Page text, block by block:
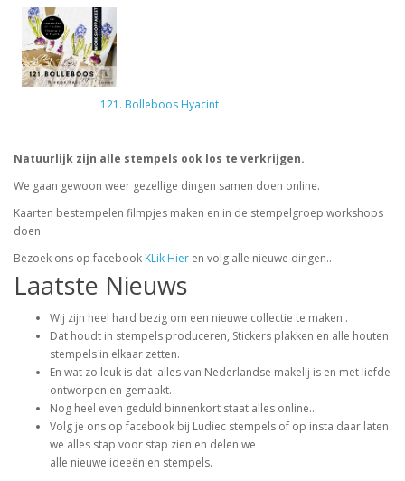
121. Bolleboos Hyacint
Natuurlijk zijn alle stempels ook los te verkrijgen.
We gaan gewoon weer gezellige dingen samen doen online.
Kaarten bestempelen filmpjes maken en in de stempelgroep workshops
doen.
Bezoek ons op facebook KLik Hier en volg alle nieuwe dingen..
Laatste Nieuws
Wij zijn heel hard bezig om een nieuwe collectie te maken..
Dat houdt in stempels produceren, Stickers plakken en alle houten
stempels in elkaar zetten.
En wat zo leuk is dat alles van Nederlandse makelij is en met liefde
ontworpen en gemaakt.
Nog heel even geduld binnenkort staat alles online...
Volg je ons op facebook bij Ludiec stempels of op insta daar laten
we alles stap voor stap zien en delen we
alle nieuwe ideeën en stempels.